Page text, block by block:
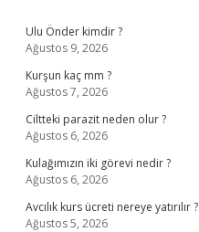
Ulu Önder kimdir ?
Ağustos 9, 2026
Kurşun kaç mm ?
Ağustos 7, 2026
Ciltteki parazit neden olur ?
Ağustos 6, 2026
Kulağımızın iki görevi nedir ?
Ağustos 6, 2026
Avcılık kurs ücreti nereye yatırılır ?
Ağustos 5, 2026